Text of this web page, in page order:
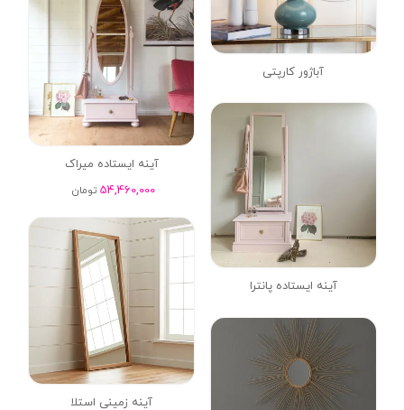
آباژور کارپتی
آینه ایستاده میراک
54,460,000 تومان
آینه ایستاده پانترا
آینه زمینی استلا